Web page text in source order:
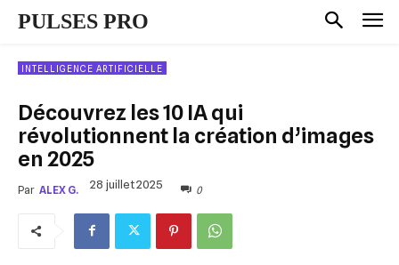
PULSES PRO
INTELLIGENCE ARTIFICIELLE
Découvrez les 10 IA qui
révolutionnent la création d’images
en 2025
Par ALEX G. 28 juillet 2025 0